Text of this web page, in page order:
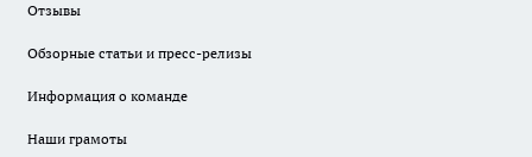
Отзывы
Обзорные статьи и пресс-релизы
Информация о команде
Наши грамоты